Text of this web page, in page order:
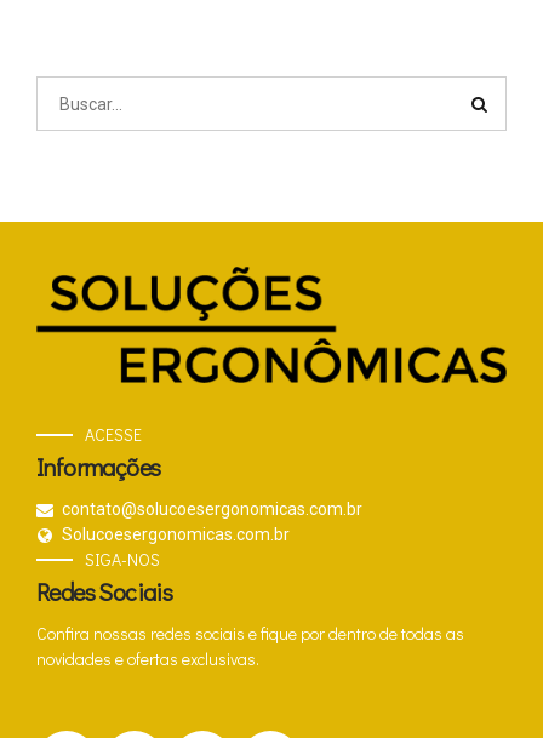
ACESSE
Informações
contato@solucoesergonomicas.com.br
Solucoesergonomicas.com.br
SIGA-NOS
Redes Sociais
Confira nossas redes sociais e fique por dentro de todas as
novidades e ofertas exclusivas.